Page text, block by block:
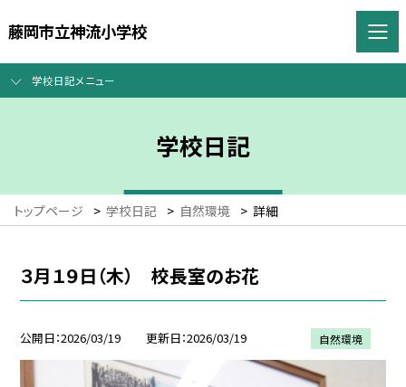
藤岡市立神流小学校
学校日記メニュー
学校日記
トップページ > 学校日記 > 自然環境 > 詳細
３月１９日（木） 校長室のお花
公開日 2026/03/19 更新日 2026/03/19 自然環境